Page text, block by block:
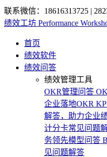
联系微信：18616313725 |
绩效工坊 Performance
首页
绩效软件
绩效问答
绩效管理工具
OKR管理问答
企业落地OKR
解答，助力企业
计分卡常见问题
务领先模型问答
见问题解答